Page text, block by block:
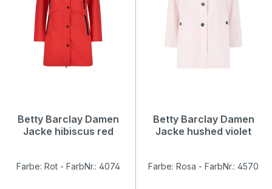
Betty Barclay Damen
Jacke hibiscus red
Farbe: Rot - FarbNr.: 4074
Betty Barclay Damen
Jacke hushed violet
Farbe: Rosa - FarbNr.: 4570